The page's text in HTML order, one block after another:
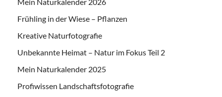
Frühling in der Wiese – Pflanzen
Kreative Naturfotografie
Unbekannte Heimat – Natur im Fokus Teil 2
Mein Naturkalender 2025
Profiwissen Landschaftsfotografie